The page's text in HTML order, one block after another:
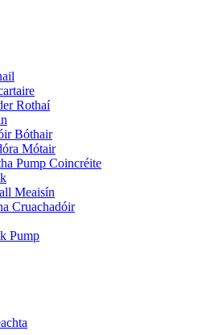
Rothaí
Bóthair
Mótair
Pump Coincréite
Meaisín
Cruachadóir
Pump